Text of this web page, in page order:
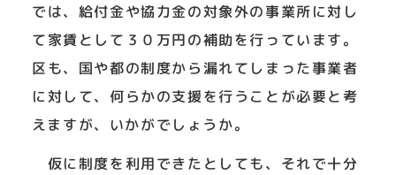
では、給付金や協力金の対象外の事業所に対し
て家賃として３０万円の補助を行っています。
区も、国や都の制度から漏れてしまった事業者
に対して、何らかの支援を行うことが必要と考
えますが、いかがでしょうか。
仮に制度を利用できたとしても、それで十分